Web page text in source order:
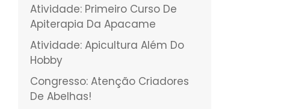
Atividade: Primeiro Curso De
Apiterapia Da Apacame
Atividade: Apicultura Além Do
Hobby
Congresso: Atenção Criadores
De Abelhas!